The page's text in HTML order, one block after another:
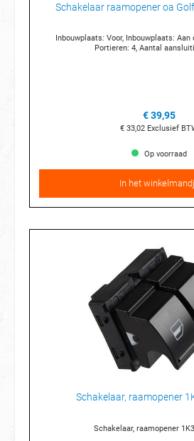
Schakelaar raamopener oa
Inbouwplaats: Voor, Inbouwplaats: Aan de bestuurderszijde,
Portieren: 4, Aantal
€ 39,95
€ 33,02 Exclusief
Op voorraad
In het
Schakelaar, raamopener
Schakelaar, raamopener